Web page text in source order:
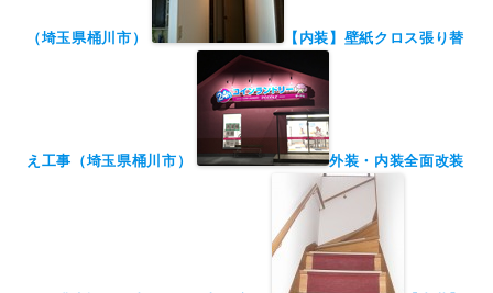
（埼玉県桶川市） 【内装】壁紙クロス張り替
え工事（埼玉県桶川市） 外装・内装全面改装